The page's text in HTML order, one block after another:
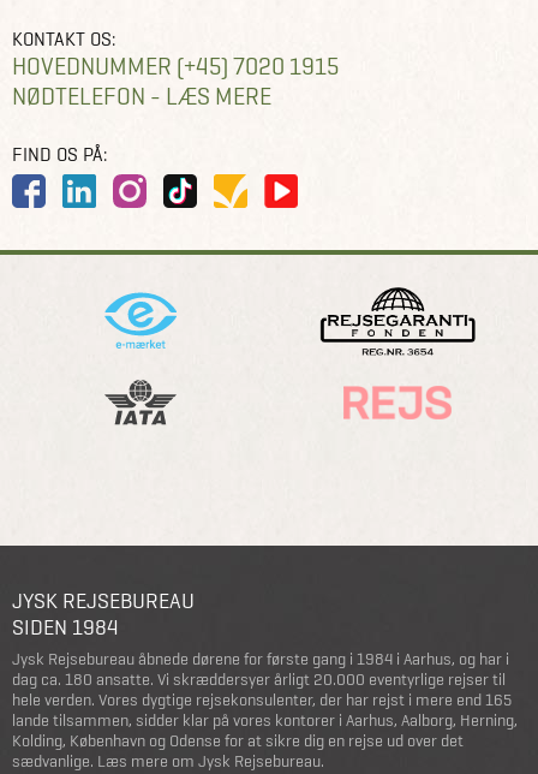
KONTAKT OS:
HOVEDNUMMER (+45) 7020 1915
NØDTELEFON - LÆS MERE
FIND OS PÅ:
JYSK REJSEBUREAU
SIDEN 1984
Jysk Rejsebureau åbnede dørene for første gang i 1984 i Aarhus, og har i
dag ca. 180 ansatte. Vi skræddersyer årligt 20.000 eventyrlige rejser til
hele verden. Vores dygtige rejsekonsulenter, der har rejst i mere end 165
lande tilsammen, sidder klar på vores kontorer i Aarhus, Aalborg, Herning,
Kolding, København og Odense for at sikre dig en rejse ud over det
sædvanlige. Læs mere om Jysk Rejsebureau.